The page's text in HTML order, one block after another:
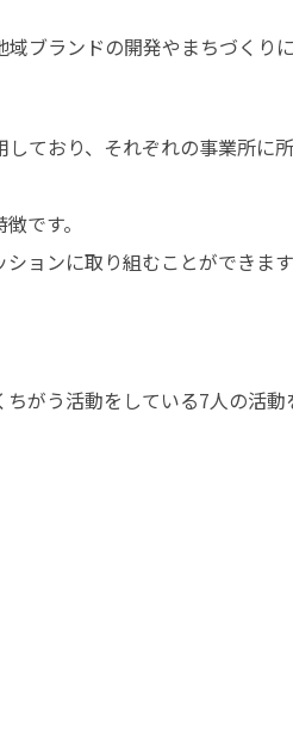
ブランドの開発やまちづくり
ており、それぞれの事業所に
です。
ョンに取り組むことができま
がう活動をしている7人の活動